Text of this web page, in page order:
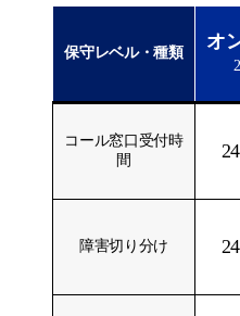
保守レベル・種類
オ
コール窓口受付時
間
障害切り分け